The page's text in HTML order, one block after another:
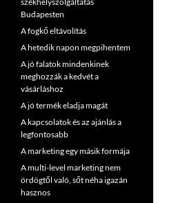
Budapesten
A fogkő eltávolítás
A hetedik napon megpihentem
A jó falatok mindenkinek
meghozzák a kedvét a
vásárláshoz
A jó termék eladja magát
A kapcsolatok és az ajánlás a
legfontosabb
A marketing egy másik formája
A multi-level marketing nem
ördögtől való, sőt néha igazán
hasznos